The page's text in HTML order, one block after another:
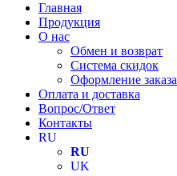
Главная
Продукция
О нас
Обмен и возврат
Система скидок
Оформление заказа
Оплата и доставка
Вопрос/Ответ
Контакты
RU
RU
UK